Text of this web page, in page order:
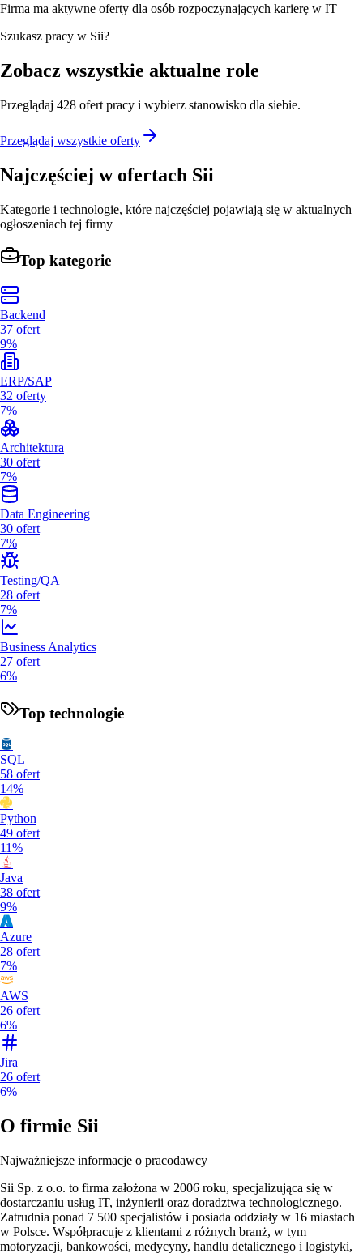
Firma ma aktywne oferty dla osób rozpoczynających karierę w IT
Szukasz pracy w Sii?
Zobacz wszystkie aktualne role
Przeglądaj 428 ofert pracy i wybierz stanowisko dla siebie.
Przeglądaj wszystkie oferty
Najczęściej w ofertach Sii
Kategorie i technologie, które najczęściej pojawiają się w aktualnych
ogłoszeniach tej firmy
Top kategorie
Backend
37 ofert
9%
ERP/SAP
32 oferty
7%
Architektura
30 ofert
7%
Data Engineering
30 ofert
7%
Testing/QA
28 ofert
7%
Business Analytics
27 ofert
6%
Top technologie
SQL
58 ofert
14%
Python
49 ofert
11%
Java
38 ofert
9%
Azure
28 ofert
7%
AWS
26 ofert
6%
Jira
26 ofert
6%
O firmie Sii
Najważniejsze informacje o pracodawcy
Sii Sp. z o.o. to firma założona w 2006 roku, specjalizująca się w
dostarczaniu usług IT, inżynierii oraz doradztwa technologicznego.
Zatrudnia ponad 7 500 specjalistów i posiada oddziały w 16 miastach
w Polsce. Współpracuje z klientami z różnych branż, w tym
motoryzacji, bankowości, medycyny, handlu detalicznego i logistyki,